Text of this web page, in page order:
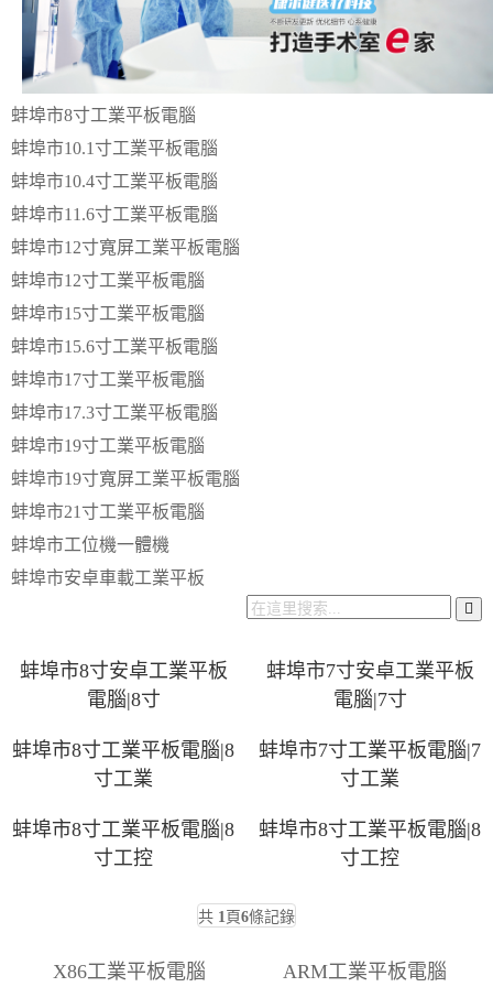
蚌埠市8寸工業平板電腦
蚌埠市10.1寸工業平板電腦
蚌埠市10.4寸工業平板電腦
蚌埠市11.6寸工業平板電腦
蚌埠市12寸寬屏工業平板電腦
蚌埠市12寸工業平板電腦
蚌埠市15寸工業平板電腦
蚌埠市15.6寸工業平板電腦
蚌埠市17寸工業平板電腦
蚌埠市17.3寸工業平板電腦
蚌埠市19寸工業平板電腦
蚌埠市19寸寬屏工業平板電腦
蚌埠市21寸工業平板電腦
蚌埠市工位機一體機
蚌埠市安卓車載工業平板
蚌埠市8寸安卓工業平板
電腦|8寸
蚌埠市7寸安卓工業平板
電腦|7寸
蚌埠市8寸工業平板電腦|8
寸工業
蚌埠市7寸工業平板電腦|7
寸工業
蚌埠市8寸工業平板電腦|8
寸工控
蚌埠市8寸工業平板電腦|8
寸工控
共 1頁6條記錄
X86工業平板電腦 ARM工業平板電腦